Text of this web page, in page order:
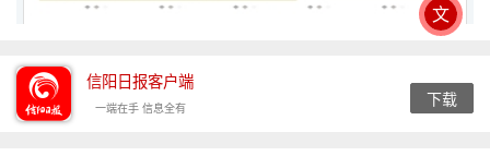
信阳日报客户端
一端在手 信息全有 下载
文